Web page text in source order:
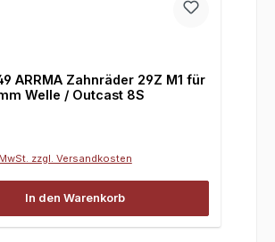
ARRMA Zahnräder 29Z M1 für
Welle / Outcast 8S
zzgl. Versandkosten
In den Warenkorb